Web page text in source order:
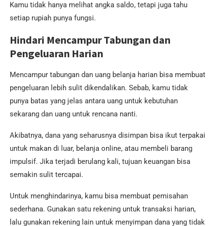
Kamu tidak hanya melihat angka saldo, tetapi juga tahu
setiap rupiah punya fungsi.
Hindari Mencampur Tabungan dan
Pengeluaran Harian
Mencampur tabungan dan uang belanja harian bisa membuat
pengeluaran lebih sulit dikendalikan. Sebab, kamu tidak
punya batas yang jelas antara uang untuk kebutuhan
sekarang dan uang untuk rencana nanti.
Akibatnya, dana yang seharusnya disimpan bisa ikut terpakai
untuk makan di luar, belanja online, atau membeli barang
impulsif. Jika terjadi berulang kali, tujuan keuangan bisa
semakin sulit tercapai.
Untuk menghindarinya, kamu bisa membuat pemisahan
sederhana. Gunakan satu rekening untuk transaksi harian,
lalu gunakan rekening lain untuk menyimpan dana yang tidak